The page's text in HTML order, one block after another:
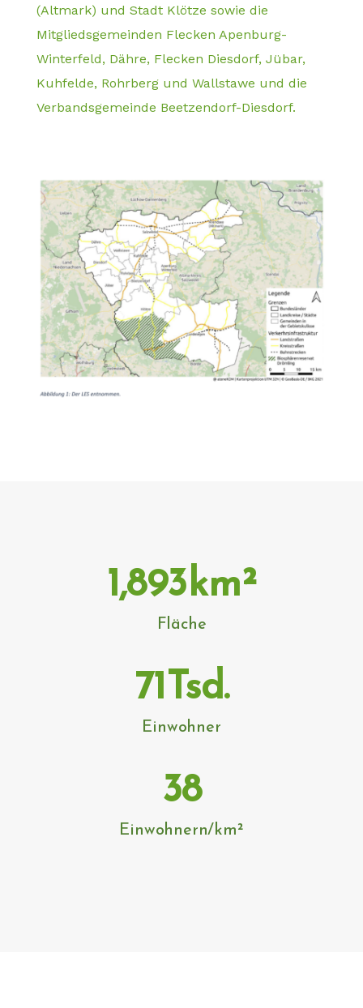
(Altmark) und Stadt Klötze sowie die
Mitgliedsgemeinden Flecken Apenburg-
Winterfeld, Dähre, Flecken Diesdorf, Jübar,
Kuhfelde, Rohrberg und Wallstawe und die
Verbandsgemeinde Beetzendorf-Diesdorf.
1,893km²
Fläche
71Tsd.
Einwohner
38
Einwohnern/km²